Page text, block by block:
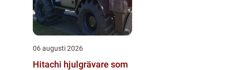
06 augusti 2026
Hitachi hjulgrävare som